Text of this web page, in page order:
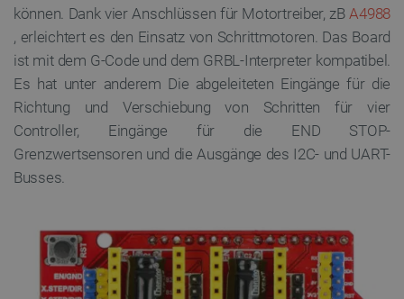
können. Dank vier Anschlüssen für Motortreiber, zB A4988
, erleichtert es den Einsatz von Schrittmotoren. Das Board
ist mit dem G-Code und dem GRBL-Interpreter kompatibel.
Es hat unter anderem Die abgeleiteten Eingänge für die
Richtung und Verschiebung von Schritten für vier
Controller, Eingänge für die END STOP-
Grenzwertsensoren und die Ausgänge des I2C- und UART-
Busses.